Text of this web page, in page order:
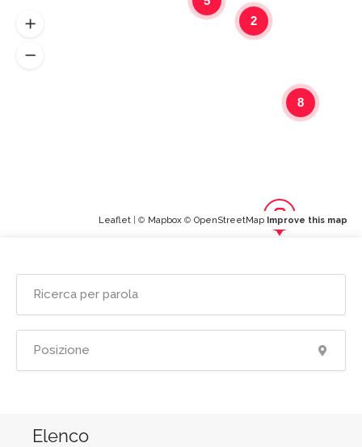
Elenco
2
8
Leaflet | © Mapbox © OpenStreetMap Improve this map